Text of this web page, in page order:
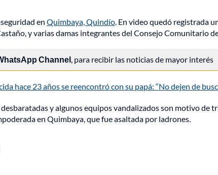
en Quimbaya, Quindío. En video quedó registrada
y varias damas integrantes del Consejo Comunitario
Channel, para recibir las noticias de mayor interés
hace 23 años se reencontró con su papá: “No dejen de
y algunos equipos vandalizados son motivo de
en Quimbaya, que fue asaltada por ladrones.